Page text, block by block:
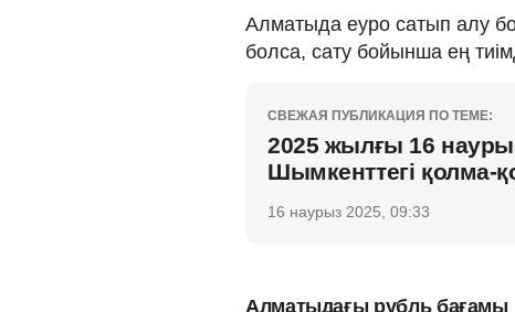
Алматыда еуро сатып алу
болса, сату бойынша ең
СВЕЖАЯ ПУБЛИКАЦИЯ ПО ТЕМЕ:
2025 жылғы 16
Шымкенттегі қолма-
16 наурыз 2025, 09:33
Алматыдағы рубль бағамы